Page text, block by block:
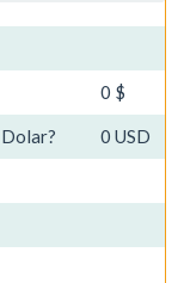
0 $
0 USD